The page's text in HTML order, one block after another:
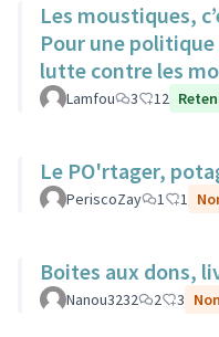
Les moustiques,
Pour une
lutte contre les
Lamfou 3 12
Le PO'rtager,
PeriscoZay 1 1
Boites aux dons,
Nanou3232 2 3